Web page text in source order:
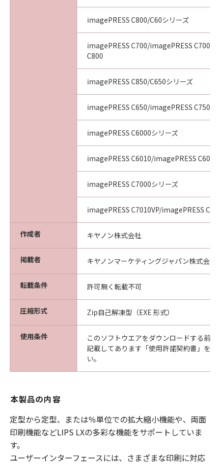
imagePRESS C800/C60シリーズ
imagePRESS C700/imagePRESS C700L/
C800
imagePRESS C850/C650シリーズ
imagePRESS C650/imagePRESS C750/
imagePRESS C6000シリーズ
imagePRESS C6010/imagePRESS C6011
imagePRESS C7000シリーズ
imagePRESS C7010VP/imagePRESS
作成者 キヤノン株式会社
掲載者 キヤノンマーケティングジャパン株式会社
転載条件 許可無く転載不可
圧縮形式 Zip自己解凍型（EXE 形式）
使用条件
このソフトウエアをダウンロードする前
記載してあります「使用許諾契約書」を
い。
本製品の内容
定型から定型、または％単位での拡大縮小機能や、両面
印刷機能などLIPS LXの多彩な機能をサポートしていま
す。
ユーザーインターフェースには、さまざまな印刷に対応